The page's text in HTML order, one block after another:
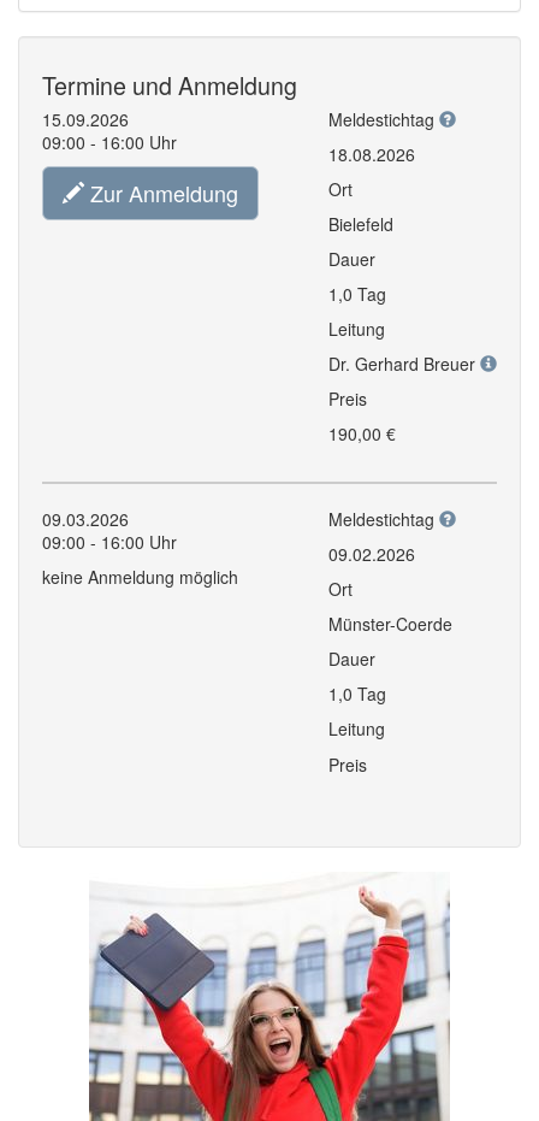
Termine und Anmeldung
15.09.2026
09:00 - 16:00 Uhr
Zur Anmeldung
Meldestichtag
18.08.2026
Ort
Bielefeld
Dauer
1,0 Tag
Leitung
Dr. Gerhard Breuer
Preis
190,00 €
09.03.2026
09:00 - 16:00 Uhr
keine Anmeldung möglich
Meldestichtag
09.02.2026
Ort
Münster-Coerde
Dauer
1,0 Tag
Leitung
Preis